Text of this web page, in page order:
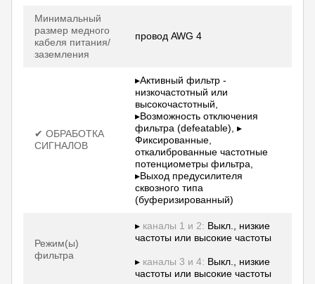
Минимальный
размер медного
кабеля питания/
заземления
провод AWG 4
✔ ОБРАБОТКА
СИГНАЛОВ
▸Активный фильтр -
низкочастотный или
высокочастотный,
▸Возможность отключения
фильтра (defeatable), ▸
Фиксированные,
откалиброванные частотные
потенциометры фильтра,
▸Выход предусилителя
сквозного типа
(буферизированный)
Режим(ы)
фильтра
▸ каналы 1 и 2: Выкл., низкие
частоты или высокие частоты
▸ каналы 3 и 4: Выкл., низкие
частоты или высокие частоты